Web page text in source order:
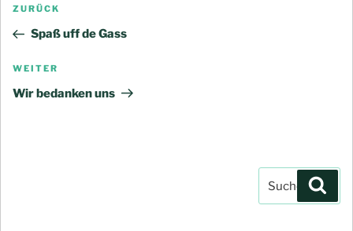
Vorheriger
Beitrag
ZURÜCK
Spaß uff de Gass
Nächster
Beitrag
WEITER
Wir bedanken uns
Suchen
nach: